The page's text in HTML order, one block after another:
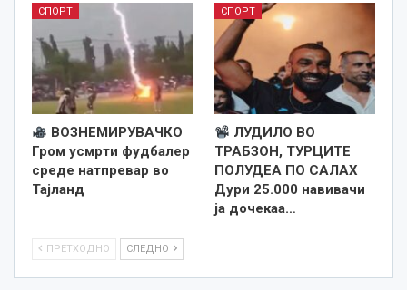
СПОРТ
ВОЗНЕМИРУВАЧКО
Гром усмрти фудбалер
среде натпревар во
Тајланд
СПОРТ
ЛУДИЛО ВО
ТРАБЗОН, ТУРЦИТЕ
ПОЛУДЕА ПО САЛАХ
Дури 25.000 навивачи
ја дочекаа…
ПРЕТХОДНО СЛЕДНО